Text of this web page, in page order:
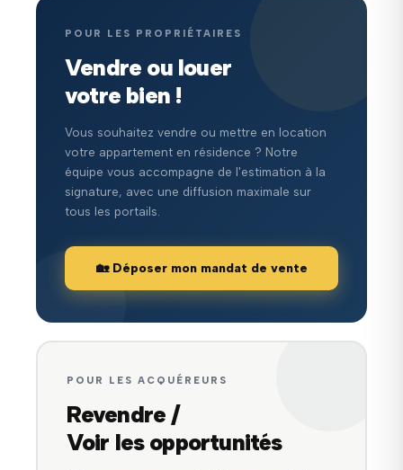
POUR LES PROPRIÉTAIRES
Vendre ou louer
votre bien !
Vous souhaitez vendre ou mettre en location
votre appartement en résidence ? Notre
équipe vous accompagne de l'estimation à la
signature, avec une diffusion maximale sur
tous les portails.
🏡 Déposer mon mandat de vente
POUR LES ACQUÉREURS
Revendre /
Voir les opportunités